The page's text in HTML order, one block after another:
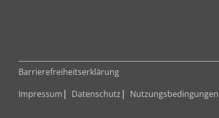
Barrierefreiheitserklärung
Impressum
Datenschutz Nutzungsbedingungen